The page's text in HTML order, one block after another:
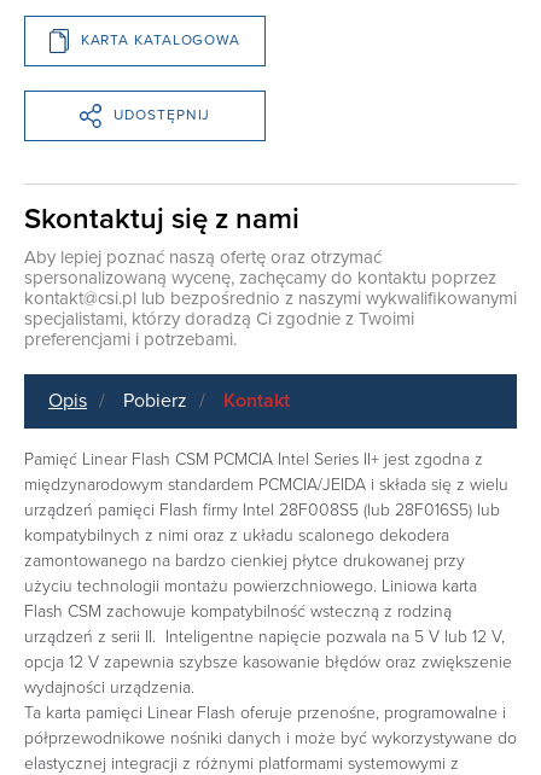
KARTA KATALOGOWA
UDOSTĘPNIJ
Skontaktuj się z nami
Aby lepiej poznać naszą ofertę oraz otrzymać
spersonalizowaną wycenę, zachęcamy do kontaktu poprzez
kontakt@csi.pl lub bezpośrednio z naszymi wykwalifikowanymi
specjalistami, którzy doradzą Ci zgodnie z Twoimi
preferencjami i potrzebami.
Opis Pobierz Kontakt
Pamięć Linear Flash CSM PCMCIA Intel Series II+ jest zgodna z
międzynarodowym standardem PCMCIA/JEIDA i składa się z wielu
urządzeń pamięci Flash firmy Intel 28F008S5 (lub 28F016S5) lub
kompatybilnych z nimi oraz z układu scalonego dekodera
zamontowanego na bardzo cienkiej płytce drukowanej przy
użyciu technologii montażu powierzchniowego. Liniowa karta
Flash CSM zachowuje kompatybilność wsteczną z rodziną
urządzeń z serii II. Inteligentne napięcie pozwala na 5 V lub 12 V,
opcja 12 V zapewnia szybsze kasowanie błędów oraz zwiększenie
wydajności urządzenia.
Ta karta pamięci Linear Flash oferuje przenośne, programowalne i
półprzewodnikowe nośniki danych i może być wykorzystywane do
elastycznej integracji z różnymi platformami systemowymi z